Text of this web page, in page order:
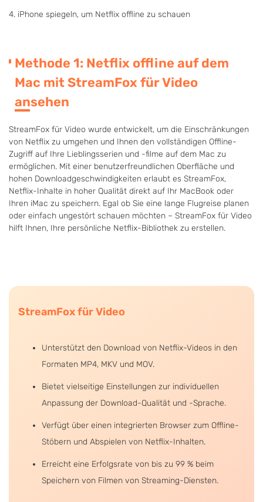
4. iPhone spiegeln, um Netflix offline zu schauen
Methode 1: Netflix offline auf dem
Mac mit StreamFox für Video
ansehen
StreamFox für Video wurde entwickelt, um die Einschränkungen
von Netflix zu umgehen und Ihnen den vollständigen Offline-
Zugriff auf Ihre Lieblingsserien und -filme auf dem Mac zu
ermöglichen. Mit einer benutzerfreundlichen Oberfläche und
hohen Downloadgeschwindigkeiten erlaubt es StreamFox,
Netflix-Inhalte in hoher Qualität direkt auf Ihr MacBook oder
Ihren iMac zu speichern. Egal ob Sie eine lange Flugreise planen
oder einfach ungestört schauen möchten – StreamFox für Video
hilft Ihnen, Ihre persönliche Netflix-Bibliothek zu erstellen.
StreamFox für Video
Unterstützt den Download von Netflix-Videos in den
Formaten MP4, MKV und MOV.
Bietet vielseitige Einstellungen zur individuellen
Anpassung der Download-Qualität und -Sprache.
Verfügt über einen integrierten Browser zum Offline-
Stöbern und Abspielen von Netflix-Inhalten.
Erreicht eine Erfolgsrate von bis zu 99 % beim
Speichern von Filmen von Streaming-Diensten.